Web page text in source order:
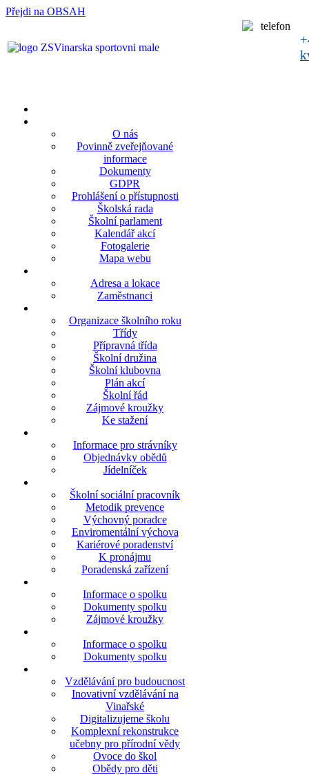
Přejdi na OBSAH
O nás
Povinně zveřejňované
informace
Dokumenty
GDPR
Prohlášení o přístupnosti
Školská rada
Školní parlament
Kalendář akcí
Fotogalerie
Mapa webu
Adresa a lokace
Zaměstnanci
Organizace školního roku
Třídy
Přípravná třída
Školní družina
Školní klubovna
Plán akcí
Školní řád
Zájmové kroužky
Ke stažení
Informace pro strávníky
Objednávky obědů
Jídelníček
Školní sociální pracovník
Metodik prevence
Výchovný poradce
Enviromentální výchova
Kariérové poradenství
K pronájmu
Poradenská zařízení
Informace o spolku
Dokumenty spolku
Zájmové kroužky
Informace o spolku
Dokumenty spolku
Vzdělávání pro budoucnost
Inovativní vzdělávání na
Vinařské
Digitalizujeme školu
Komplexní rekonstrukce
učebny pro přírodní vědy
Ovoce do škol
Obědy pro děti
rok
měsíc
rok
měsíc